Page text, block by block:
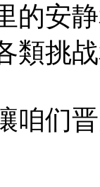
的安
類挑
咱们